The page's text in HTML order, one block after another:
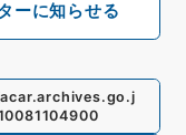
ーに知らせる